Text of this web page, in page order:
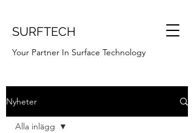
SURFTECH
Your Partner In Surface Technology
Nyheter
Alla inlägg